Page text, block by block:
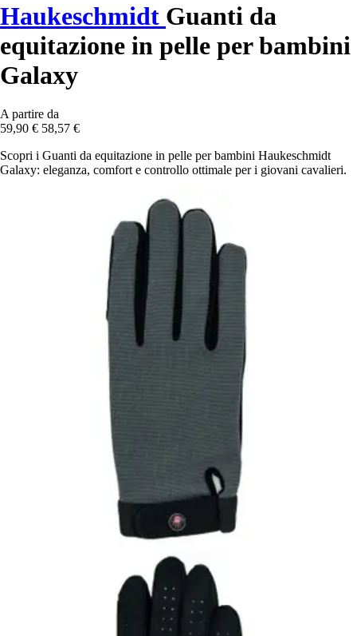
Haukeschmidt Guanti da
equitazione in pelle per bambini
Galaxy
A partire da
59,90 € 58,57 €
Scopri i Guanti da equitazione in pelle per bambini Haukeschmidt
Galaxy: eleganza, comfort e controllo ottimale per i giovani cavalieri.